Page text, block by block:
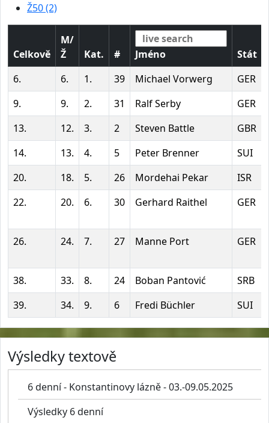
Ž50 (2)
Celkově
M/
Ž
Kat. # Jméno Stát
6.
6. 1. 39 Michael Vorwerg GER
9.
9. 2. 31 Ralf Serby GER
13.
12. 3. 2 Steven Battle GBR
14.
13. 4. 5 Peter Brenner SUI
20.
18. 5. 26 Mordehai Pekar ISR
22.
20. 6. 30 Gerhard Raithel GER
26. 24. 7. 27 Manne Port GER
38. 33. 8. 24 Boban Pantović SRB
39.
34. 9. 6 Fredi Büchler SUI
Výsledky textově
6 denní - Konstantinovy lázně - 03.-09.05.2025
Výsledky 6 denní